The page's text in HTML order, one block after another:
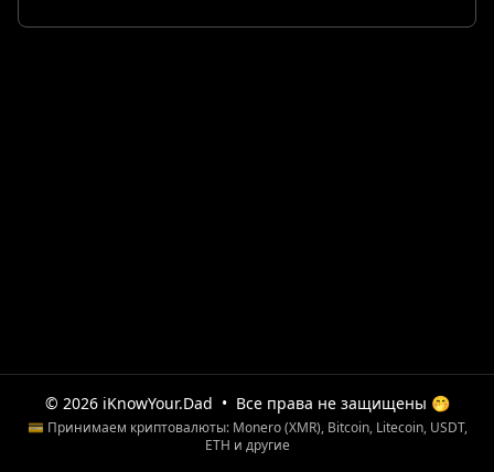
© 2026 iKnowYour.Dad • Все права не защищены 🤭
💳 Принимаем криптовалюты: Monero (XMR), Bitcoin, Litecoin, USDT,
ETH и другие